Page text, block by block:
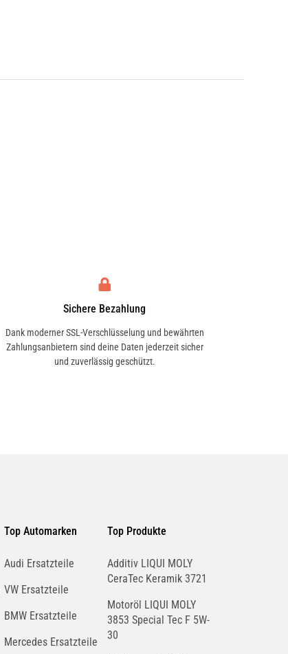
Sichere Bezahlung
Dank moderner SSL-Verschlüsselung und bewährten
Zahlungsanbietern sind deine Daten jederzeit sicher
und zuverlässig geschützt.
Top Automarken
Audi Ersatzteile
VW Ersatzteile
BMW Ersatzteile
Mercedes Ersatzteile
Top Produkte
Additiv LIQUI MOLY
CeraTec Keramik 3721
Motoröl LIQUI MOLY
3853 Special Tec F 5W-
30